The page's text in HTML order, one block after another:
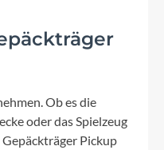
Ob es die
oder das Spielzeug
Pickup